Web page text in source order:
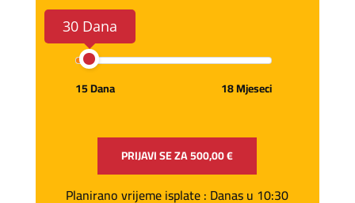
30 Dana
15 Dana 18 Mjeseci
PRIJAVI SE ZA500,00 €
Planirano vrijeme isplate: Danas u 10:30